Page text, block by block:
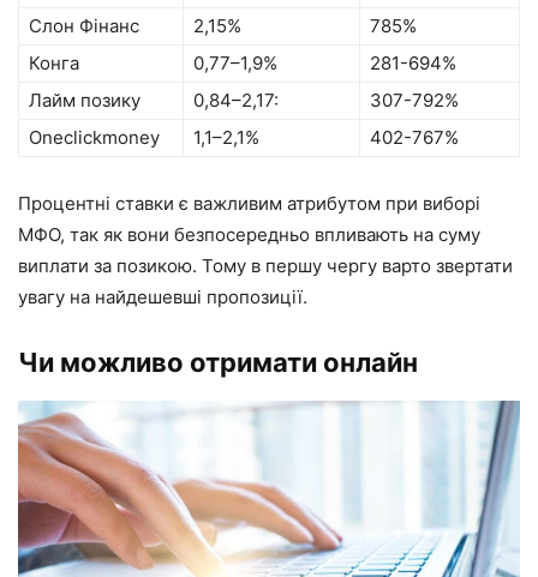
Слон Фінанс
2,15%
785%
Конга
0,77–1,9%
281-694%
Лайм позику
0,84–2,17:
307-792%
Oneclickmoney
1,1–2,1% 402-767%
Процентні ставки є важливим атрибутом при виборі
МФО, так як вони безпосередньо впливають на суму
виплати за позикою. Тому в першу чергу варто звертати
увагу на найдешевші пропозиції.
Чи можливо отримати онлайн